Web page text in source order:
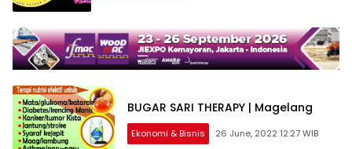
BUGAR SARI THERAPY | Magelang
Ekonomi & Bisnis 26 June, 2022 12:27 WIB